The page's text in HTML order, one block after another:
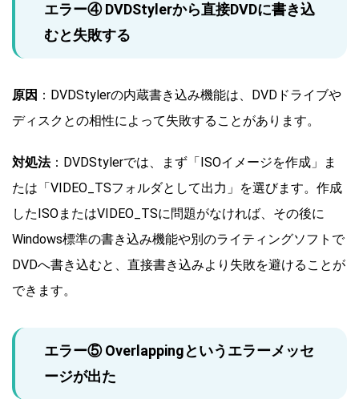
エラー④ DVDStylerから直接DVDに書き込
むと失敗する
原因 ：DVDStylerの内蔵書き込み機能は、DVDドライブや
ディスクとの相性によって失敗することがあります。
対処法：DVDStylerでは、まず「ISOイメージを作成」ま
たは「VIDEO_TSフォルダとして出力」を選びます。作成
したISOまたはVIDEO_TSに問題がなければ、その後に
Windows標準の書き込み機能や別のライティングソフトで
DVDへ書き込むと、直接書き込みより失敗を避けることが
できます。
エラー⑤ Overlappingというエラーメッセ
ージが出た